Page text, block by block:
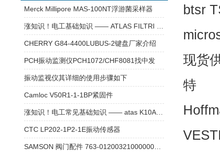
btsr
现货
特
Merck Millipore MAS-100NT浮游菌采样器
CHERRY G84-4400LUBUS-2键盘厂家介绍
PCH振动监测仪PCH1072/CHF8081找中发
振动监视仪其详细的使用步骤如下
Camloc V50R1-1-1BP紧固件
CTC LP202-1P2-1E振动传感器